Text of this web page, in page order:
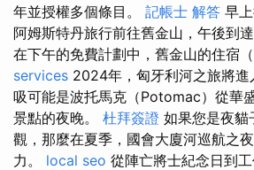
年並授權多個條目。 記帳士 解答 早
阿姆斯特丹旅行前往舊金山，午後到
在下午的免費計劃中，舊金山的住宿
services 2024年，匈牙利河之旅將
吸可能是波托馬克（Potomac）從華
景點的夜晚。 杜拜簽證 如果您是夜貓
觀，那麼在夏季，國會大廈河巡航之
力。 local seo 從陣亡將士紀念日到